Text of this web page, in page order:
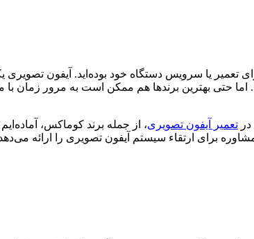
تعمیر یا سرویس دستگاه خود بوده‌اید. آیفون
اما حتی بهترین برندها هم ممکن است به مرور زمان
تعمیر آیفون تصویری، از جمله برند کوماکس،
برای ارتقاء سیستم آیفون تصویری را ارائه